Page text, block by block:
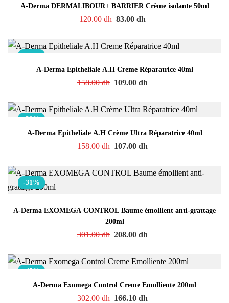
A-Derma DERMALIBOUR+ BARRIER Crème isolante 50ml
120.00dh 83.00 dh
-31%
A-Derma Epitheliale A.H Creme Réparatrice 40ml
158.00dh 109.00 dh
-32%
A-Derma Epitheliale A.H Crème Ultra Réparatrice 40ml
158.00dh 107.00 dh
-31%
A-Derma EXOMEGA CONTROL Baume émollient anti-grattage
200ml
301.00dh 208.00 dh
-45%
A-Derma Exomega Control Creme Emolliente 200ml
302.00dh 166.10 dh